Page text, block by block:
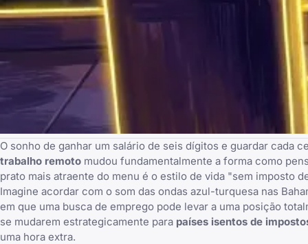
O sonho de ganhar um salário de seis dígitos e guardar cada
trabalho remoto mudou fundamentalmente a forma como
prato mais atraente do menu é o estilo de vida "sem imposto
Imagine acordar com o som das ondas azul-turquesa nas
em que uma busca de emprego pode levar a uma posição
se mudarem estrategicamente para países isentos de
uma hora extra.